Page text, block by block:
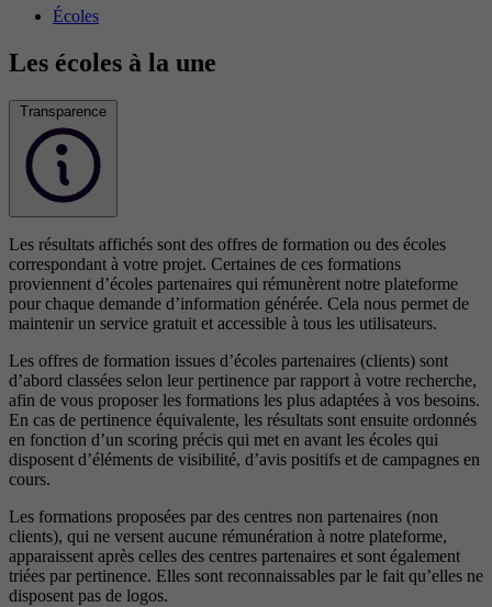
Écoles
Les écoles à la une
Transparence
Les résultats affichés sont des offres de formation ou des écoles
correspondant à votre projet. Certaines de ces formations
proviennent d’écoles partenaires qui rémunèrent notre plateforme
pour chaque demande d’information générée. Cela nous permet de
maintenir un service gratuit et accessible à tous les utilisateurs.
Les offres de formation issues d’écoles partenaires (clients) sont
d’abord classées selon leur pertinence par rapport à votre recherche,
afin de vous proposer les formations les plus adaptées à vos besoins.
En cas de pertinence équivalente, les résultats sont ensuite ordonnés
en fonction d’un scoring précis qui met en avant les écoles qui
disposent d’éléments de visibilité, d’avis positifs et de campagnes en
cours.
Les formations proposées par des centres non partenaires (non
clients), qui ne versent aucune rémunération à notre plateforme,
apparaissent après celles des centres partenaires et sont également
triées par pertinence. Elles sont reconnaissables par le fait qu’elles ne
disposent pas de logos.